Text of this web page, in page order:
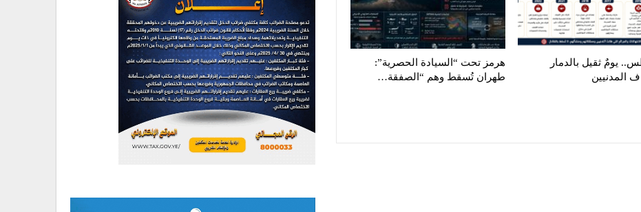
يومٌ ثقيل بالدمار
المدنيين
هرمز تحت “السيادة الحصرية”:
طهران تُسقط وهم “الصفقة…